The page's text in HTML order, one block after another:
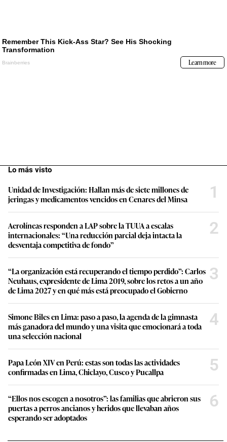
Lo más visto
Unidad de Investigación: Hallan más de siete millones de
jeringas y medicamentos vencidos en Cenares del Minsa
1
Aerolíneas responden a LAP sobre la TUUA a escalas
internacionales: “Una reducción parcial deja intacta la
desventaja competitiva de fondo”
2
“La organización está recuperando el tiempo perdido”: Carlos
Neuhaus, expresidente de Lima 2019, sobre los retos a un año
de Lima 2027 y en qué más está preocupado el Gobierno
3
Simone Biles en Lima: paso a paso, la agenda de la gimnasta
más ganadora del mundo y una visita que emocionará a toda
una selección nacional
4
Papa León XIV en Perú: estas son todas las actividades
confirmadas en Lima, Chiclayo, Cusco y Pucallpa
5
“Ellos nos escogen a nosotros”: las familias que abrieron sus
puertas a perros ancianos y heridos que llevaban años
esperando ser adoptados
6